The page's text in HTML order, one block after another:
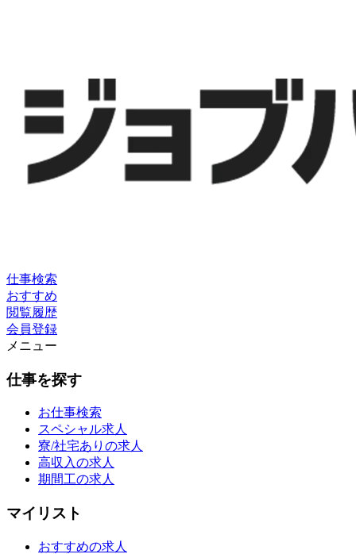
仕事検索
おすすめ
閲覧履歴
会員登録
メニュー
仕事を探す
お仕事検索
スペシャル求人
寮/社宅ありの求人
高収入の求人
期間工の求人
マイリスト
おすすめの求人